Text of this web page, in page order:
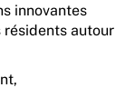
innovantes
résidents autour